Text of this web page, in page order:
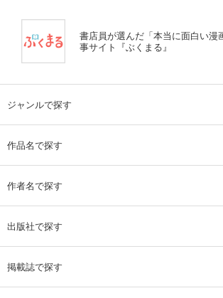
書店員が選んだ「本当に面白い漫
事サイト『ぶくまる』
ジャンルで探す
作品名で探す
作者名で探す
出版社で探す
掲載誌で探す